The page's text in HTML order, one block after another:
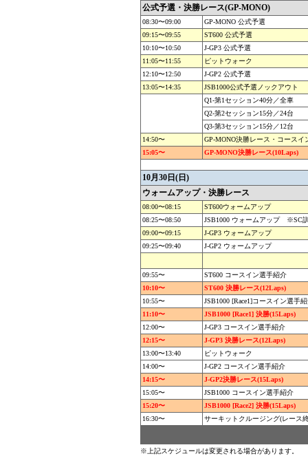
公式予選・決勝レース(GP-MONO)
08:30〜09:00
GP-MONO 公式予選
09:15〜09:55
ST600 公式予選
10:10〜10:50
J-GP3 公式予選
11:05〜11:55
ピットウォーク
12:10〜12:50
J-GP2 公式予選
13:05〜14:35
JSB1000公式予選ノックアウト
Q1-第1セッション40分／全車
Q2-第2セッション15分／24台
Q3-第3セッション15分／12台
14:50〜
GP-MONO決勝レース・コースイ
15:05〜
GP-MONO決勝レース(10Laps)
10月30日(日)
ウォームアップ・決勝レース
08:00〜08:15
ST600ウォームアップ
08:25〜08:50
JSB1000 ウォームアップ ※SC
09:00〜09:15
J-GP3 ウォームアップ
09:25〜09:40
J-GP2 ウォームアップ
09:55〜
ST600 コースイン選手紹介
10:10〜
ST600 決勝レース(12Laps)
10:55〜
JSB1000 [Race1]コースイン選手
11:10〜
JSB1000 [Race1] 決勝(15Laps)
12:00〜
J-GP3 コースイン選手紹介
12:15〜
J-GP3 決勝レース(12Laps)
13:00〜13:40
ピットウォーク
14:00〜
J-GP2 コースイン選手紹介
14:15〜
J-GP2決勝レース(15Laps)
15:05〜
JSB1000 コースイン選手紹介
15:20〜
JSB1000 [Race2] 決勝(15Laps)
16:30〜
サーキットクルージング(レース
※上記スケジュールは変更される場合があります。